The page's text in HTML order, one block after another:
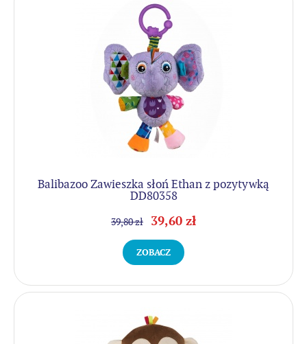
Balibazoo Zawieszka słoń Ethan z pozytywką
DD80358
39,80 zł 39,60 zł
ZOBACZ